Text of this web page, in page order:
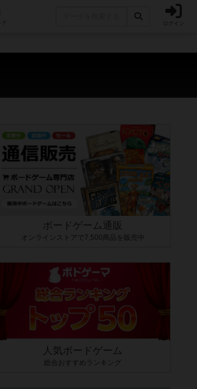
ドゲーム ログイン
間や参加者へのルール説明時間は含まれていないため、初めて
ー・クッキング・海賊同士の対決など、ゲームコンセプトを絞
る方向けの絞込機能です。例えば「ダイスロール」はランダ
ボードゲーム通販
オンラインストアで7,500商品を販売中
人気ボードゲーム
総合おすすめランキング